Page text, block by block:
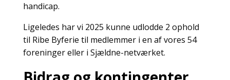
handicap.
Ligeledes har vi 2025 kunne udlodde 2 ophold
til Ribe Byferie til medlemmer i en af vores 54
foreninger eller i Sjældne-netværket.